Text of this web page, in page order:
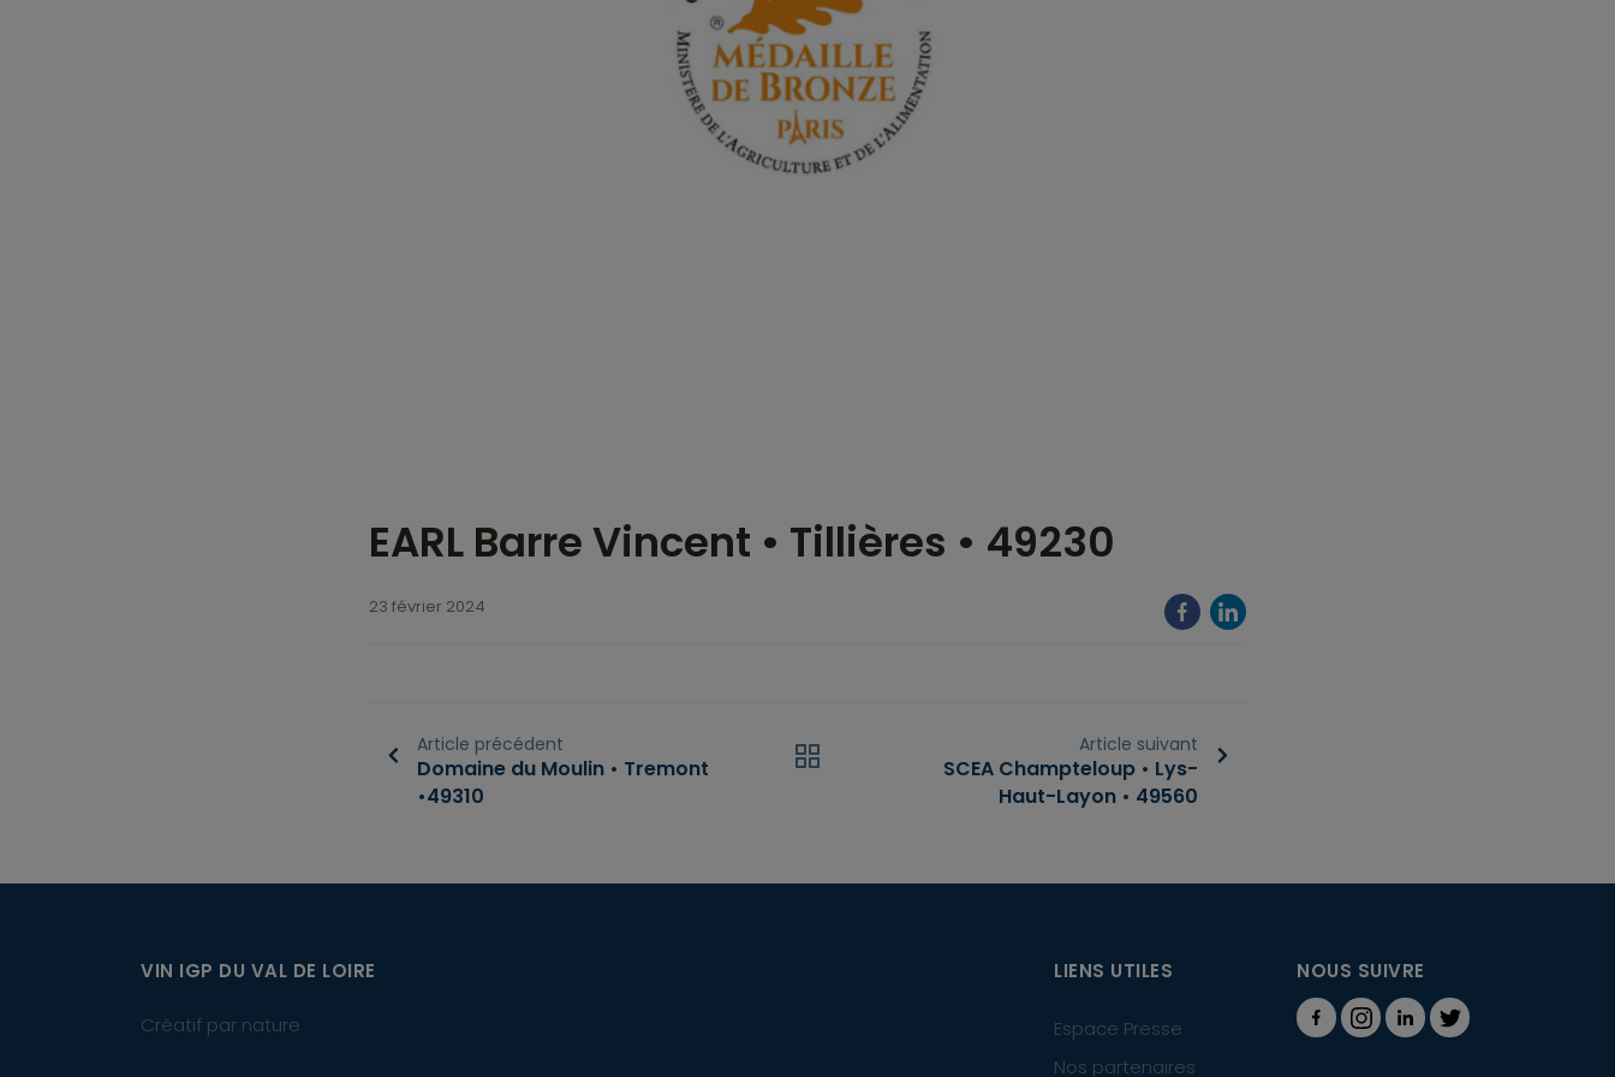
EARL Barre Vincent • Tillières • 49230
23 février 2024
Article précédent
Domaine du Moulin • Tremont
•49310
Article suivant
SCEA Champteloup • Lys-
Haut-Layon • 49560
VIN IGP DU VAL DE LOIRE
Créatif par nature
LIENS UTILES
Espace Presse
Nos partenaires
NOUS SUIVRE